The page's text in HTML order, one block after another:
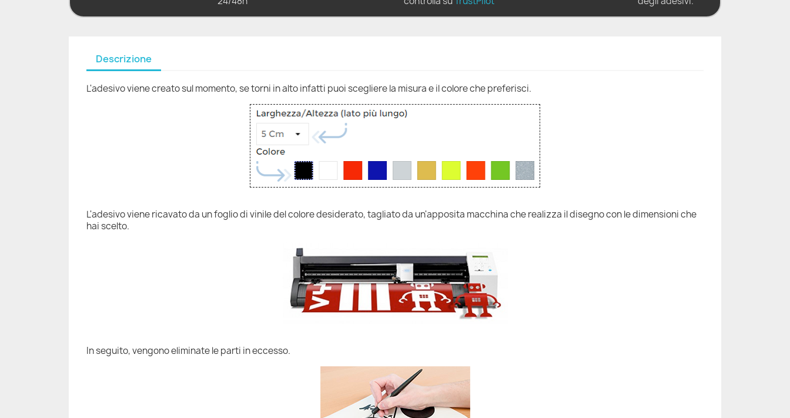
Descrizione
L'adesivo viene creato sul momento, se torni in alto infatti puoi scegliere la misura e il colore che preferisci.
L'adesivo viene ricavato da un foglio di vinile del colore desiderato, tagliato da un'apposita macchina che realizza il disegno con le dimensioni che
hai scelto.
In seguito, vengono eliminate le parti in eccesso.